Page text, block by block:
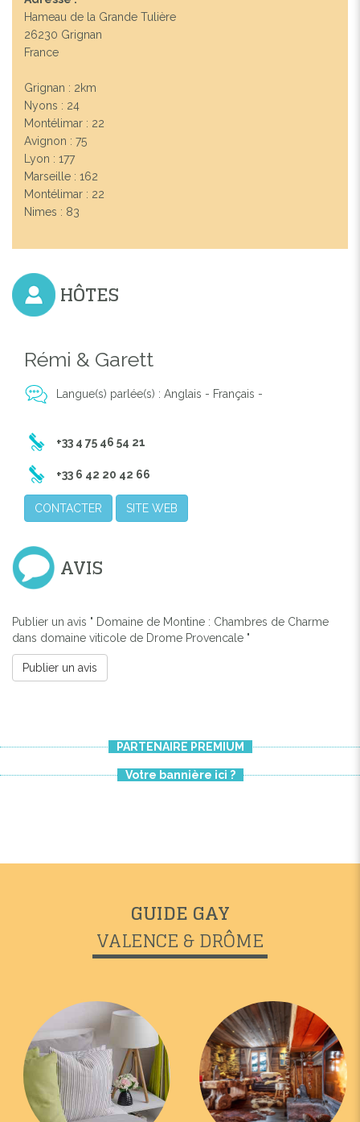
Hameau de la Grande Tulière
26230 Grignan
France
Grignan : 2km
Nyons : 24
Montélimar : 22
Avignon : 75
Lyon : 177
Marseille : 162
Montélimar : 22
Nimes : 83
HÔTES
Rémi & Garett
Langue(s) parlée(s) : Anglais - Français -
+33 4 75 46 54 21
+33 6 42 20 42 66
CONTACTER SITE WEB
AVIS
Publier un avis " Domaine de Montine : Chambres de Charme
dans domaine viticole de Drome Provencale "
Publier un avis
PARTENAIRE PREMIUM
Votre bannière ici ?
GUIDE GAY
VALENCE & DRÔME